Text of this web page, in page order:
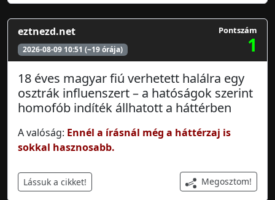
eztnezd.net
2026-08-09 10:51 (~19 órája)
Pontszám
1
18 éves magyar fiú verhetett halálra egy
osztrák influenszert – a hatóságok szerint
homofób indíték állhatott a háttérben
A valóság: Ennél a írásnál még a háttérzaj is
sokkal hasznosabb.
Lássuk a cikket! Megosztom!